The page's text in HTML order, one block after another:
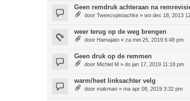
Geen remdruk achteraan na
door Tweecvpistachke » wo dec 18, 2013
weer terug op de weg brengen
door Hamajato » za mei 25, 2019 6:48 pm
Geen druk op de remmen
door Michiel M » do jan 17, 2019 11:18 pm
warm/heet linksachter velg
door makman » ma apr 08, 2019 3:32 pm